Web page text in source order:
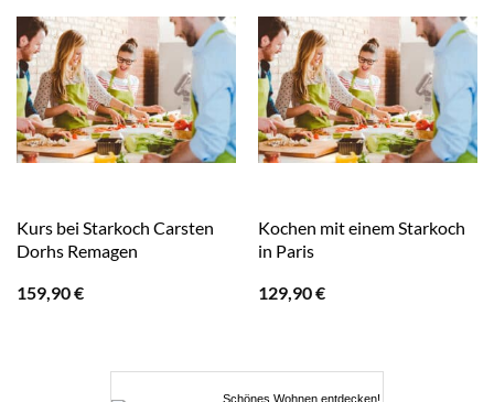
Kurs bei Starkoch Carsten
Dorhs Remagen
159,90€
Kochen mit einem Starkoch
in Paris
129,90€
Schönes Wohnen entdecken!